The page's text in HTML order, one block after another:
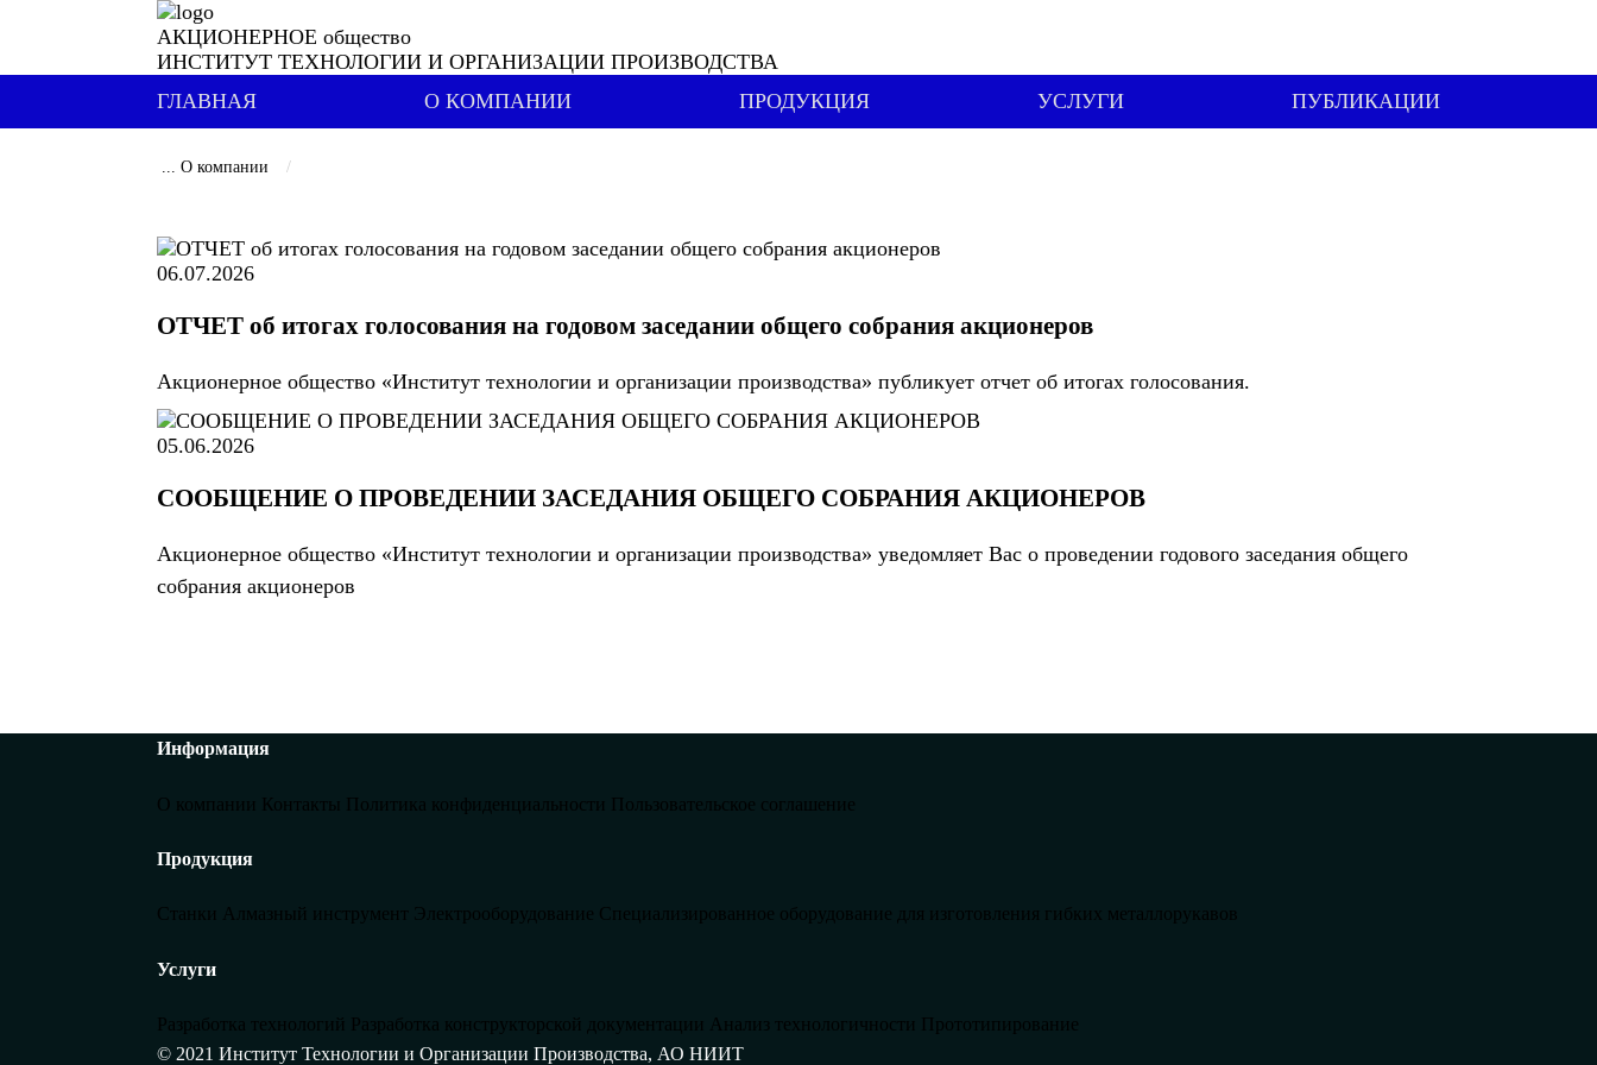
АКЦИОНЕРНОЕ общество
ИНСТИТУТ ТЕХНОЛОГИИ И ОРГАНИЗАЦИИ ПРОИЗВОДСТВА
ГЛАВНАЯ
О КОМПАНИИ ПРОДУКЦИЯ УСЛУГИ ПУБЛИКАЦИИ
... О компании
06.07.2026
ОТЧЕТ об итогах голосования на годовом заседании общего собрания акционеров
Акционерное общество «Институт технологии и организации производства» публикует отчет об итогах голосования.
05.06.2026
СООБЩЕНИЕ О ПРОВЕДЕНИИ ЗАСЕДАНИЯ ОБЩЕГО СОБРАНИЯ АКЦИОНЕРОВ
Акционерное общество «Институт технологии и организации производства» уведомляет Вас о проведении годового заседания общего
собрания акционеров
Информация
О компании Контакты Политика конфиденциальности Пользовательское соглашение
Продукция
Станки Алмазный инструмент Электрооборудование Специализированное оборудование для изготовления гибких металлорукавов
Услуги
Разработка технологий Разработка конструкторской документации Анализ технологичности Прототипирование
© 2021 Институт Технологии и Организации Производства, АО НИИТ